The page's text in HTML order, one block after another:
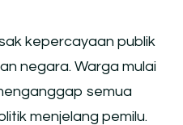
kepercayaan publik
negara. Warga mulai
semua
menjelang pemilu.